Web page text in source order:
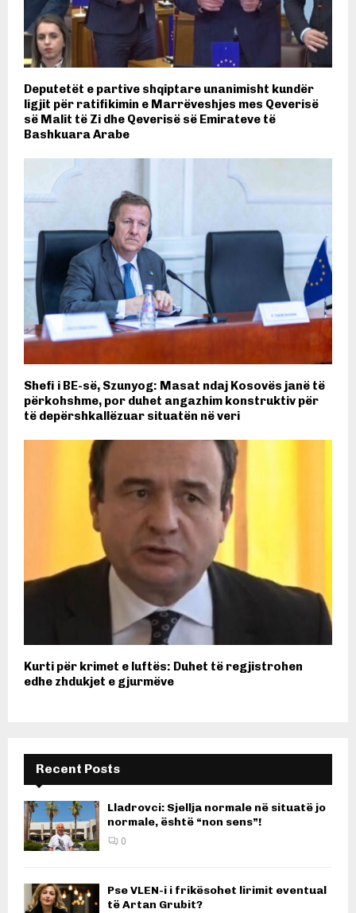
Deputetët e partive shqiptare unanimisht kundër
ligjit për ratifikimin e Marrëveshjes mes Qeverisë
së Malit të Zi dhe Qeverisë së Emirateve të
Bashkuara Arabe
Shefi i BE-së, Szunyog: Masat ndaj Kosovës janë të
përkohshme, por duhet angazhim konstruktiv për
të depërshkallëzuar situatën në veri
Kurti për krimet e luftës: Duhet të regjistrohen
edhe zhdukjet e gjurmëve
Recent Posts
Lladrovci: Sjellja normale në situatë jo
normale, është “non sens”!
0
Pse VLEN-i i frikësohet lirimit eventual
të Artan Grubit?